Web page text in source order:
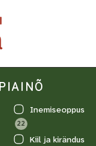
Inemiseoppus
22
Kiil ja kirändus